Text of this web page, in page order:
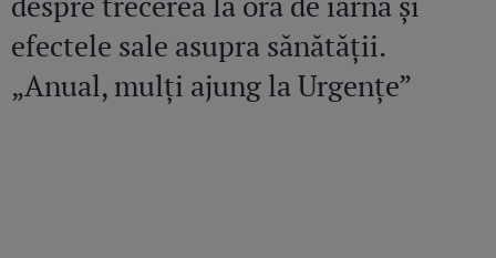
efectele sale asupra sănătății.
„Anual, mulți ajung la Urgențe”